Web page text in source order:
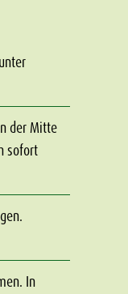
der Mitte
sofort
In